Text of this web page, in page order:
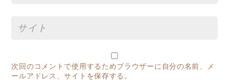
次回のコメントで使用するためブラウザーに自分の名前、メ
ールアドレス、サイトを保存する。